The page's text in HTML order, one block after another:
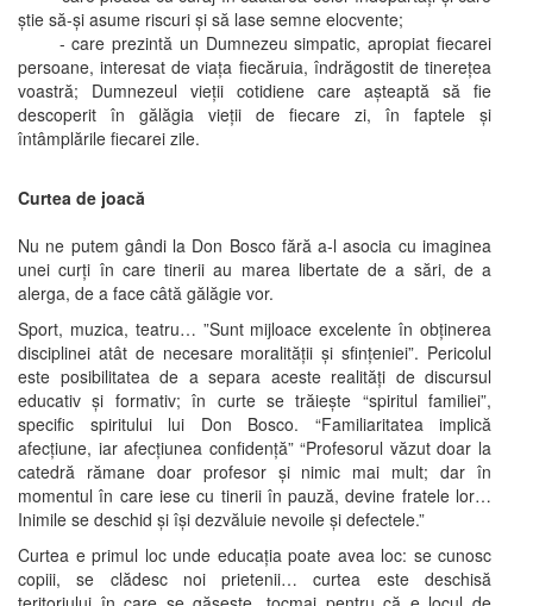
ştie să-şi asume riscuri şi să lase semne elocvente;
- care prezintă un Dumnezeu simpatic, apropiat fiecarei
persoane, interesat de viaţa fiecăruia, îndrăgostit de tinereţea
voastră; Dumnezeul vieţii cotidiene care aşteaptă să fie
descoperit în gălăgia vieţii de fiecare zi, în faptele şi
întâmplările fiecarei zile.
Curtea de joacă
Nu ne putem gândi la Don Bosco fără a-l asocia cu imaginea
unei curţi în care tinerii au marea libertate de a sări, de a
alerga, de a face câtă gălăgie vor.
Sport, muzica, teatru… ”Sunt mijloace excelente în obţinerea
disciplinei atât de necesare moralităţii şi sfinţeniei”. Pericolul
este posibilitatea de a separa aceste realităţi de discursul
educativ şi formativ; în curte se trăieşte “spiritul familiei”,
specific spiritului lui Don Bosco. “Familiaritatea implică
afecţiune, iar afecţiunea confidenţă” “Profesorul văzut doar la
catedră rămane doar profesor şi nimic mai mult; dar în
momentul în care iese cu tinerii în pauză, devine fratele lor…
Inimile se deschid şi îşi dezvăluie nevoile şi defectele.”
Curtea e primul loc unde educaţia poate avea loc: se cunosc
copiii, se clădesc noi prietenii… curtea este deschisă